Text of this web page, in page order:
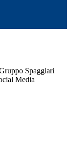
Spaggiari
Media